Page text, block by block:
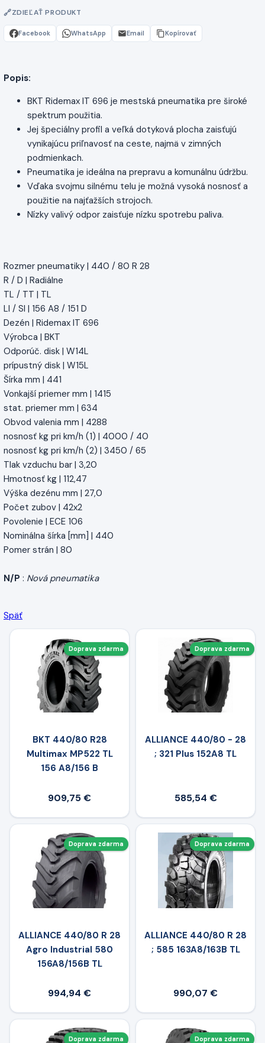
ZDIEĽAŤ PRODUKT
Facebook WhatsApp Email Kopírovať
Popis:
BKT Ridemax IT 696 je mestská pneumatika pre široké
spektrum použitia.
Jej špeciálny profil a veľká dotyková plocha zaisťujú
vynikajúcu priľnavosť na ceste, najmä v zimných
podmienkach.
Pneumatika je ideálna na prepravu a komunálnu údržbu.
Vďaka svojmu silnému telu je možná vysoká nosnosť a
použitie na najťažších strojoch.
Nízky valivý odpor zaisťuje nízku spotrebu paliva.
Rozmer pneumatiky | 440 / 80 R 28
R / D | Radiálne
TL / TT | TL
LI / SI | 156 A8 / 151 D
Dezén | Ridemax IT 696
Výrobca | BKT
Odporúč. disk | W14L
prípustný disk | W15L
Šírka mm | 441
Vonkajší priemer mm | 1415
stat. priemer mm | 634
Obvod valenia mm | 4288
nosnosť kg pri km/h (1) | 4000 / 40
nosnosť kg pri km/h (2) | 3450 / 65
Tlak vzduchu bar | 3,20
Hmotnosť kg | 112,47
Výška dezénu mm | 27,0
Počet zubov | 42x2
Povolenie | ECE 106
Nominálna šírka [mm] | 440
Pomer strán | 80
N/P : Nová pneumatika
Späť
Doprava zdarma
BKT 440/80 R28
Multimax MP522 TL
156 A8/156 B
909,75 €
Doprava zdarma
ALLIANCE 440/80 - 28
; 321 Plus 152A8 TL
585,54 €
Doprava zdarma
ALLIANCE 440/80 R 28
Agro Industrial 580
156A8/156B TL
994,94 €
Doprava zdarma
ALLIANCE 440/80 R 28
; 585 163A8/163B TL
990,07 €
Doprava zdarma Doprava zdarma